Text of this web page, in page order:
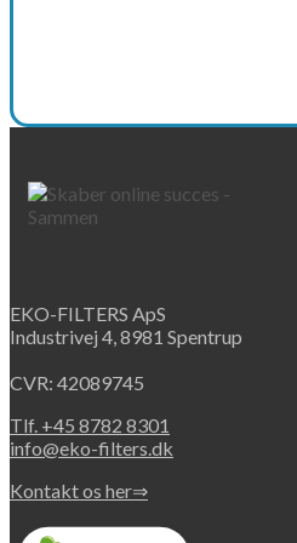
EKO-FILTERS ApS
Industrivej 4, 8981 Spentrup
CVR: 42089745
Tlf. +45 8782 8301
info@eko-filters.dk
Kontakt os her⇒